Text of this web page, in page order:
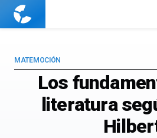
Cuaderno
Los
literatura
MATEMOCIÓN